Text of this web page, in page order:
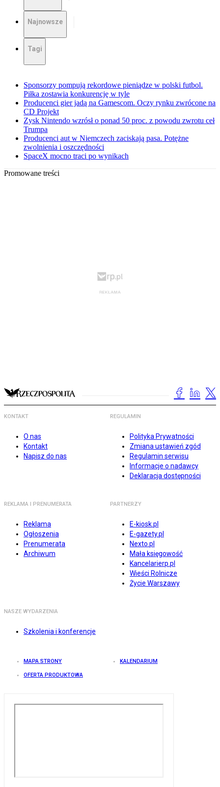
Najnowsze
Tagi
Sponsorzy pompują rekordowe pieniądze w polski futbol.
Piłka zostawia konkurencję w tyle
Producenci gier jadą na Gamescom. Oczy rynku zwrócone na
CD Projekt
Zysk Nintendo wzrósł o ponad 50 proc. z powodu zwrotu ceł
Trumpa
Producenci aut w Niemczech zaciskają pasa. Potężne
zwolnienia i oszczędności
SpaceX mocno traci po wynikach
Promowane treści
KONTAKT
O nas
Kontakt
Napisz do nas
REGULAMIN
Polityka Prywatności
Zmiana ustawień zgód
Regulamin serwisu
Informacje o nadawcy
Deklaracja dostępności
REKLAMA I PRENUMERATA
Reklama
Ogłoszenia
Prenumerata
Archiwum
PARTNERZY
E-kiosk.pl
E-gazety.pl
Nexto.pl
Mała księgowość
Kancelarierp.pl
Wieści Rolnicze
Życie Warszawy
NASZE WYDARZENIA
Szkolenia i konferencje
MAPA STRONY KALENDARIUM
OFERTA PRODUKTOWA